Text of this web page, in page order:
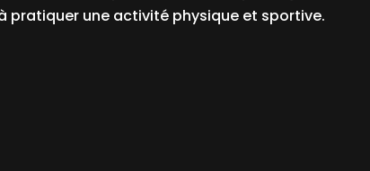
pratiquer une activité physique et sportive.